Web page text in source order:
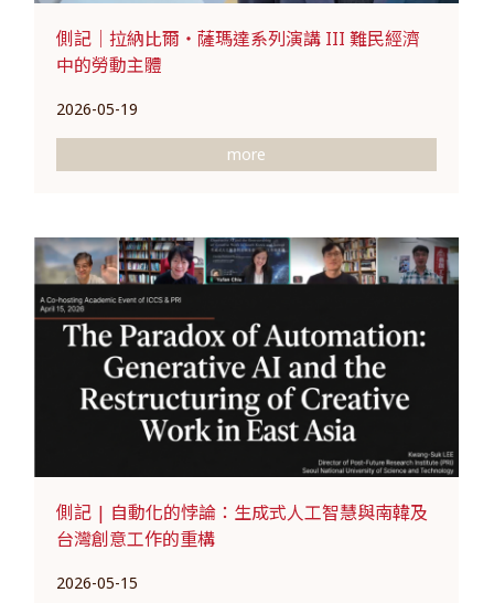
側記｜拉納比爾・薩瑪達系列演講 III 難民經濟
中的勞動主體
2026-05-19
more
側記 | 自動化的悖論：生成式人工智慧與南韓及
台灣創意工作的重構
2026-05-15